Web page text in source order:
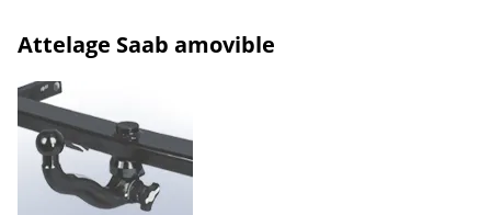
Attelage Saab amovible